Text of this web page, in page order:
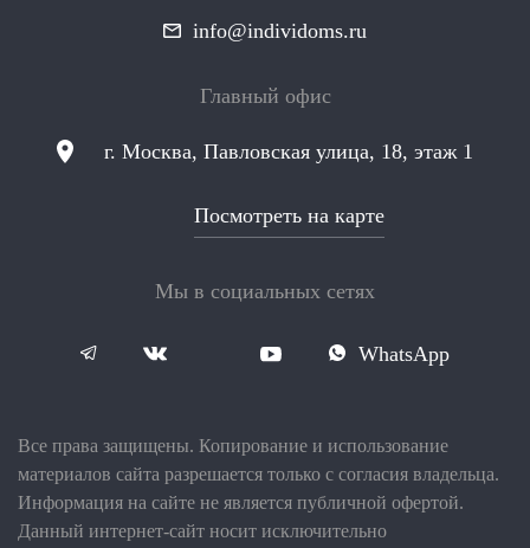
info@individoms.ru
Главный офис
г. Москва, Павловская улица, 18, этаж 1
Посмотреть на карте
Мы в социальных сетях
WhatsApp
Все права защищены. Копирование и использование
материалов сайта разрешается только с согласия владельца.
Информация на сайте не является публичной офертой.
Данный интернет-сайт носит исключительно